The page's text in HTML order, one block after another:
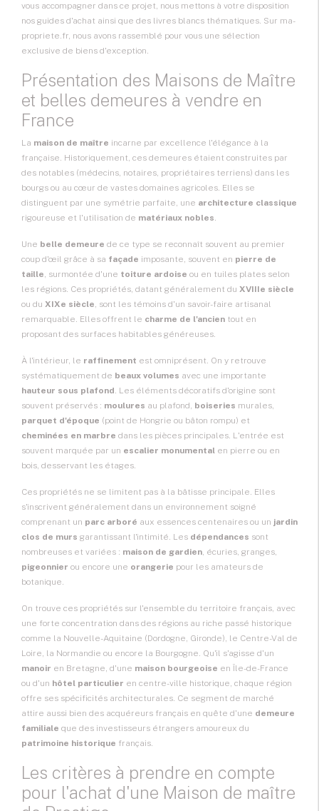
vous accompagner dans ce projet, nous mettons à votre disposition
nos guides d'achat ainsi que des livres blancs thématiques. Sur ma-
propriete.fr, nous avons rassemblé pour vous une sélection
exclusive de biens d'exception.
Présentation des Maisons de Maître
et belles demeures à vendre en
France
La maison de maître incarne par excellence l'élégance à la
française. Historiquement, ces demeures étaient construites par
des notables (médecins, notaires, propriétaires terriens) dans les
bourgs ou au cœur de vastes domaines agricoles. Elles se
distinguent par une symétrie parfaite, une architecture classique
rigoureuse et l'utilisation de matériaux nobles.
Une belle demeure de ce type se reconnaît souvent au premier
coup d'œil grâce à sa façade imposante, souvent en pierre de
taille, surmontée d'une toiture ardoise ou en tuiles plates selon
les régions. Ces propriétés, datant généralement du XVIIIe siècle
ou du XIXe siècle, sont les témoins d'un savoir-faire artisanal
remarquable. Elles offrent le charme de l'ancien tout en
proposant des surfaces habitables généreuses.
À l'intérieur, le raffinement est omniprésent. On y retrouve
systématiquement de beaux volumes avec une importante
hauteur sous plafond. Les éléments décoratifs d'origine sont
souvent préservés : moulures au plafond, boiseries murales,
parquet d'époque (point de Hongrie ou bâton rompu) et
cheminées en marbre dans les pièces principales. L'entrée est
souvent marquée par un escalier monumental en pierre ou en
bois, desservant les étages.
Ces propriétés ne se limitent pas à la bâtisse principale. Elles
s'inscrivent généralement dans un environnement soigné
comprenant un parc arboré aux essences centenaires ou un jardin
clos de murs garantissant l'intimité. Les dépendances sont
nombreuses et variées : maison de gardien, écuries, granges,
pigeonnier ou encore une orangerie pour les amateurs de
botanique.
On trouve ces propriétés sur l'ensemble du territoire français, avec
une forte concentration dans des régions au riche passé historique
comme la Nouvelle-Aquitaine (Dordogne, Gironde), le Centre-Val de
Loire, la Normandie ou encore la Bourgogne. Qu'il s'agisse d'un
manoir en Bretagne, d'une maison bourgeoise en Île-de-France
ou d'un hôtel particulier en centre-ville historique, chaque région
offre ses spécificités architecturales. Ce segment de marché
attire aussi bien des acquéreurs français en quête d'une demeure
familiale que des investisseurs étrangers amoureux du
patrimoine historique français.
Les critères à prendre en compte
pour l'achat d'une Maison de maître